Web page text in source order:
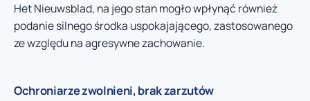
Het Nieuwsblad, na jego stan mogło wpłynąć również
podanie silnego środka uspokajającego, zastosowanego
ze względu na agresywne zachowanie.
Ochroniarze zwolnieni, brak zarzutów